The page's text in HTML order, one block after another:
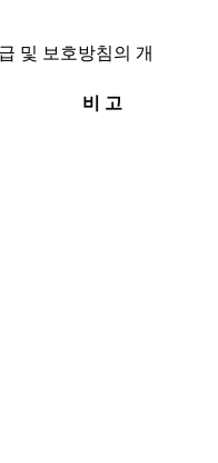
및 보호방침의 개
비 고